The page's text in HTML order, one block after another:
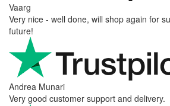
Vaarg
Very nice - well done, will shop again for
future!
Andrea Munari
Very good customer support and delivery.